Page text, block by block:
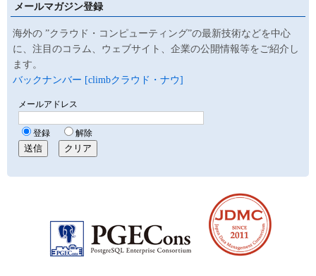
メールマガジン登録
海外の ”クラウド・コンピューティング”の最新技術などを中心
に、注目のコラム、ウェブサイト、企業の公開情報等をご紹介し
ます。
バックナンバー [climbクラウド・ナウ]